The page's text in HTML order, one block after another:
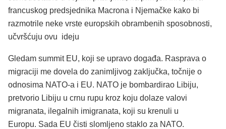
francuskog predsjednika Macrona i Njemačke kako bi
razmotrile neke vrste europskih obrambenih sposobnosti,
učvršćuju ovu ideju
Gledam summit EU, koji se upravo događa. Rasprava o
migraciji me dovela do zanimljivog zaključka, točnije o
odnosima NATO-a i EU. NATO je bombardirao Libiju,
pretvorio Libiju u crnu rupu kroz koju dolaze valovi
migranata, ilegalnih imigranata, koji su krenuli u
Europu. Sada EU čisti slomljeno staklo za NATO.